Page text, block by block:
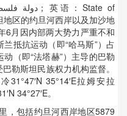
区的约旦河西岸以及加沙地
6月因内部两大势力严重不和
抵抗运动（即“哈马斯”）占
（即“法塔赫”）主导的巴勒
勒斯坦民族权力机构监督。
35°14′E拉姆安拉
34°27′E。
，包括约旦河西岸地区5879